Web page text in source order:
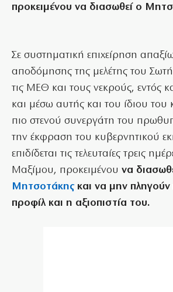
προκειμένου να διασωθεί ο
Σε συστηματική επιχείρηση
αποδόμησης της μελέτης του
τις ΜΕΘ και τους νεκρούς, εντός
και μέσω αυτής και του ίδιου του
πιο στενού συνεργάτη του
την έκφραση του κυβερνητικού
επιδίδεται τις τελευταίες τρεις
Μαξίμου, προκειμένου να
Μητσοτάκηςκαι να μην πληγούν
προφίλ και η αξιοπιστία του.